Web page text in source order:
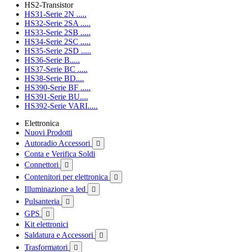
HS2-Transistor
HS31-Serie 2N .....
HS32-Serie 2SA .....
HS33-Serie 2SB .....
HS34-Serie 2SC .....
HS35-Serie 2SD .....
HS36-Serie B.....
HS37-Serie BC .....
HS38-Serie BD....
HS390-Serie BF .....
HS391-Serie BU....
HS392-Serie VARI.....
Elettronica
Nuovi Prodotti
Autoradio Accessori

Conta e Verifica Soldi
Connettori

Contenitori per elettronica 
Illuminazione a led 
Pulsanteria 
GPS 
Kit elettronici
Saldatura e Accessori

Trasformatori 